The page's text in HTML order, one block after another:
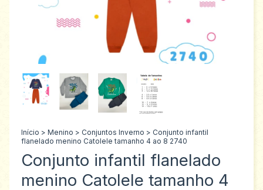
Início > Menino > Conjuntos Inverno > Conjunto infantil
flanelado menino Catolele tamanho 4 ao 8 2740
Conjunto infantil flanelado
menino Catolele tamanho 4